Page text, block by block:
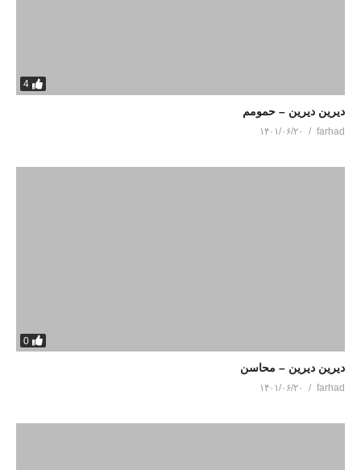
4
دیرین دیرین – حمومم
farhad ۱۴۰۱/۰۶/۲۰
0
دیرین دیرین – محاسن
farhad ۱۴۰۱/۰۶/۲۰